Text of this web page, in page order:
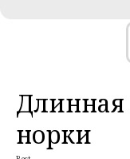
Длинная
норки